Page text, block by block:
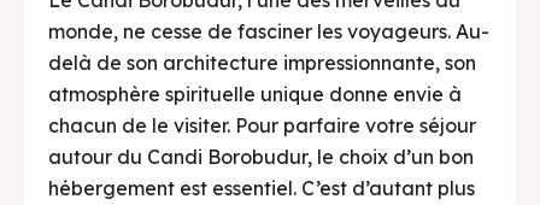
Playground Anak
Katering Magelang
Nasi Box
Playground Anak
Katering Magelang
Nasi Box
monde, ne cesse de fasciner les voyageurs. Au-
delà de son architecture impressionnante, son
atmosphère spirituelle unique donne envie à
chacun de le visiter. Pour parfaire votre séjour
autour du Candi Borobudur, le choix d’un bon
hébergement est essentiel. C’est d’autant plus